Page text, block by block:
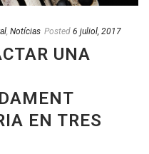
Notícias Posted 6 juliol, 2017
UNA
EN TRES